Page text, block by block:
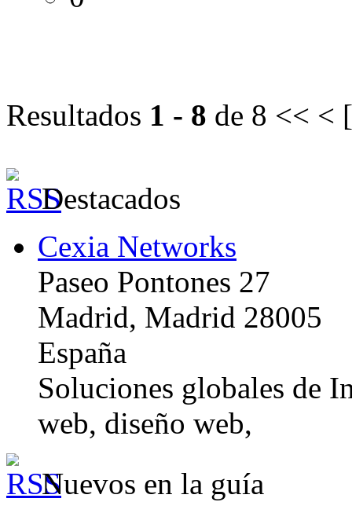
Resultados 1 - 8 de 8 << < [
Destacados
Cexia Networks
Paseo Pontones 27
Madrid, Madrid 28005
España
Soluciones globales de
web, diseño web,
Nuevos en la guía